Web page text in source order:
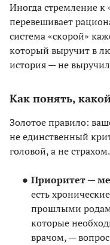
Иногда стремление
перевешивает
система «скорой»
который выручит в
история — не
Как понять,
Золотое правило:
не единственный
головой, а не страхом.
Приоритет —
есть
прошлыми
которые
врачом, —